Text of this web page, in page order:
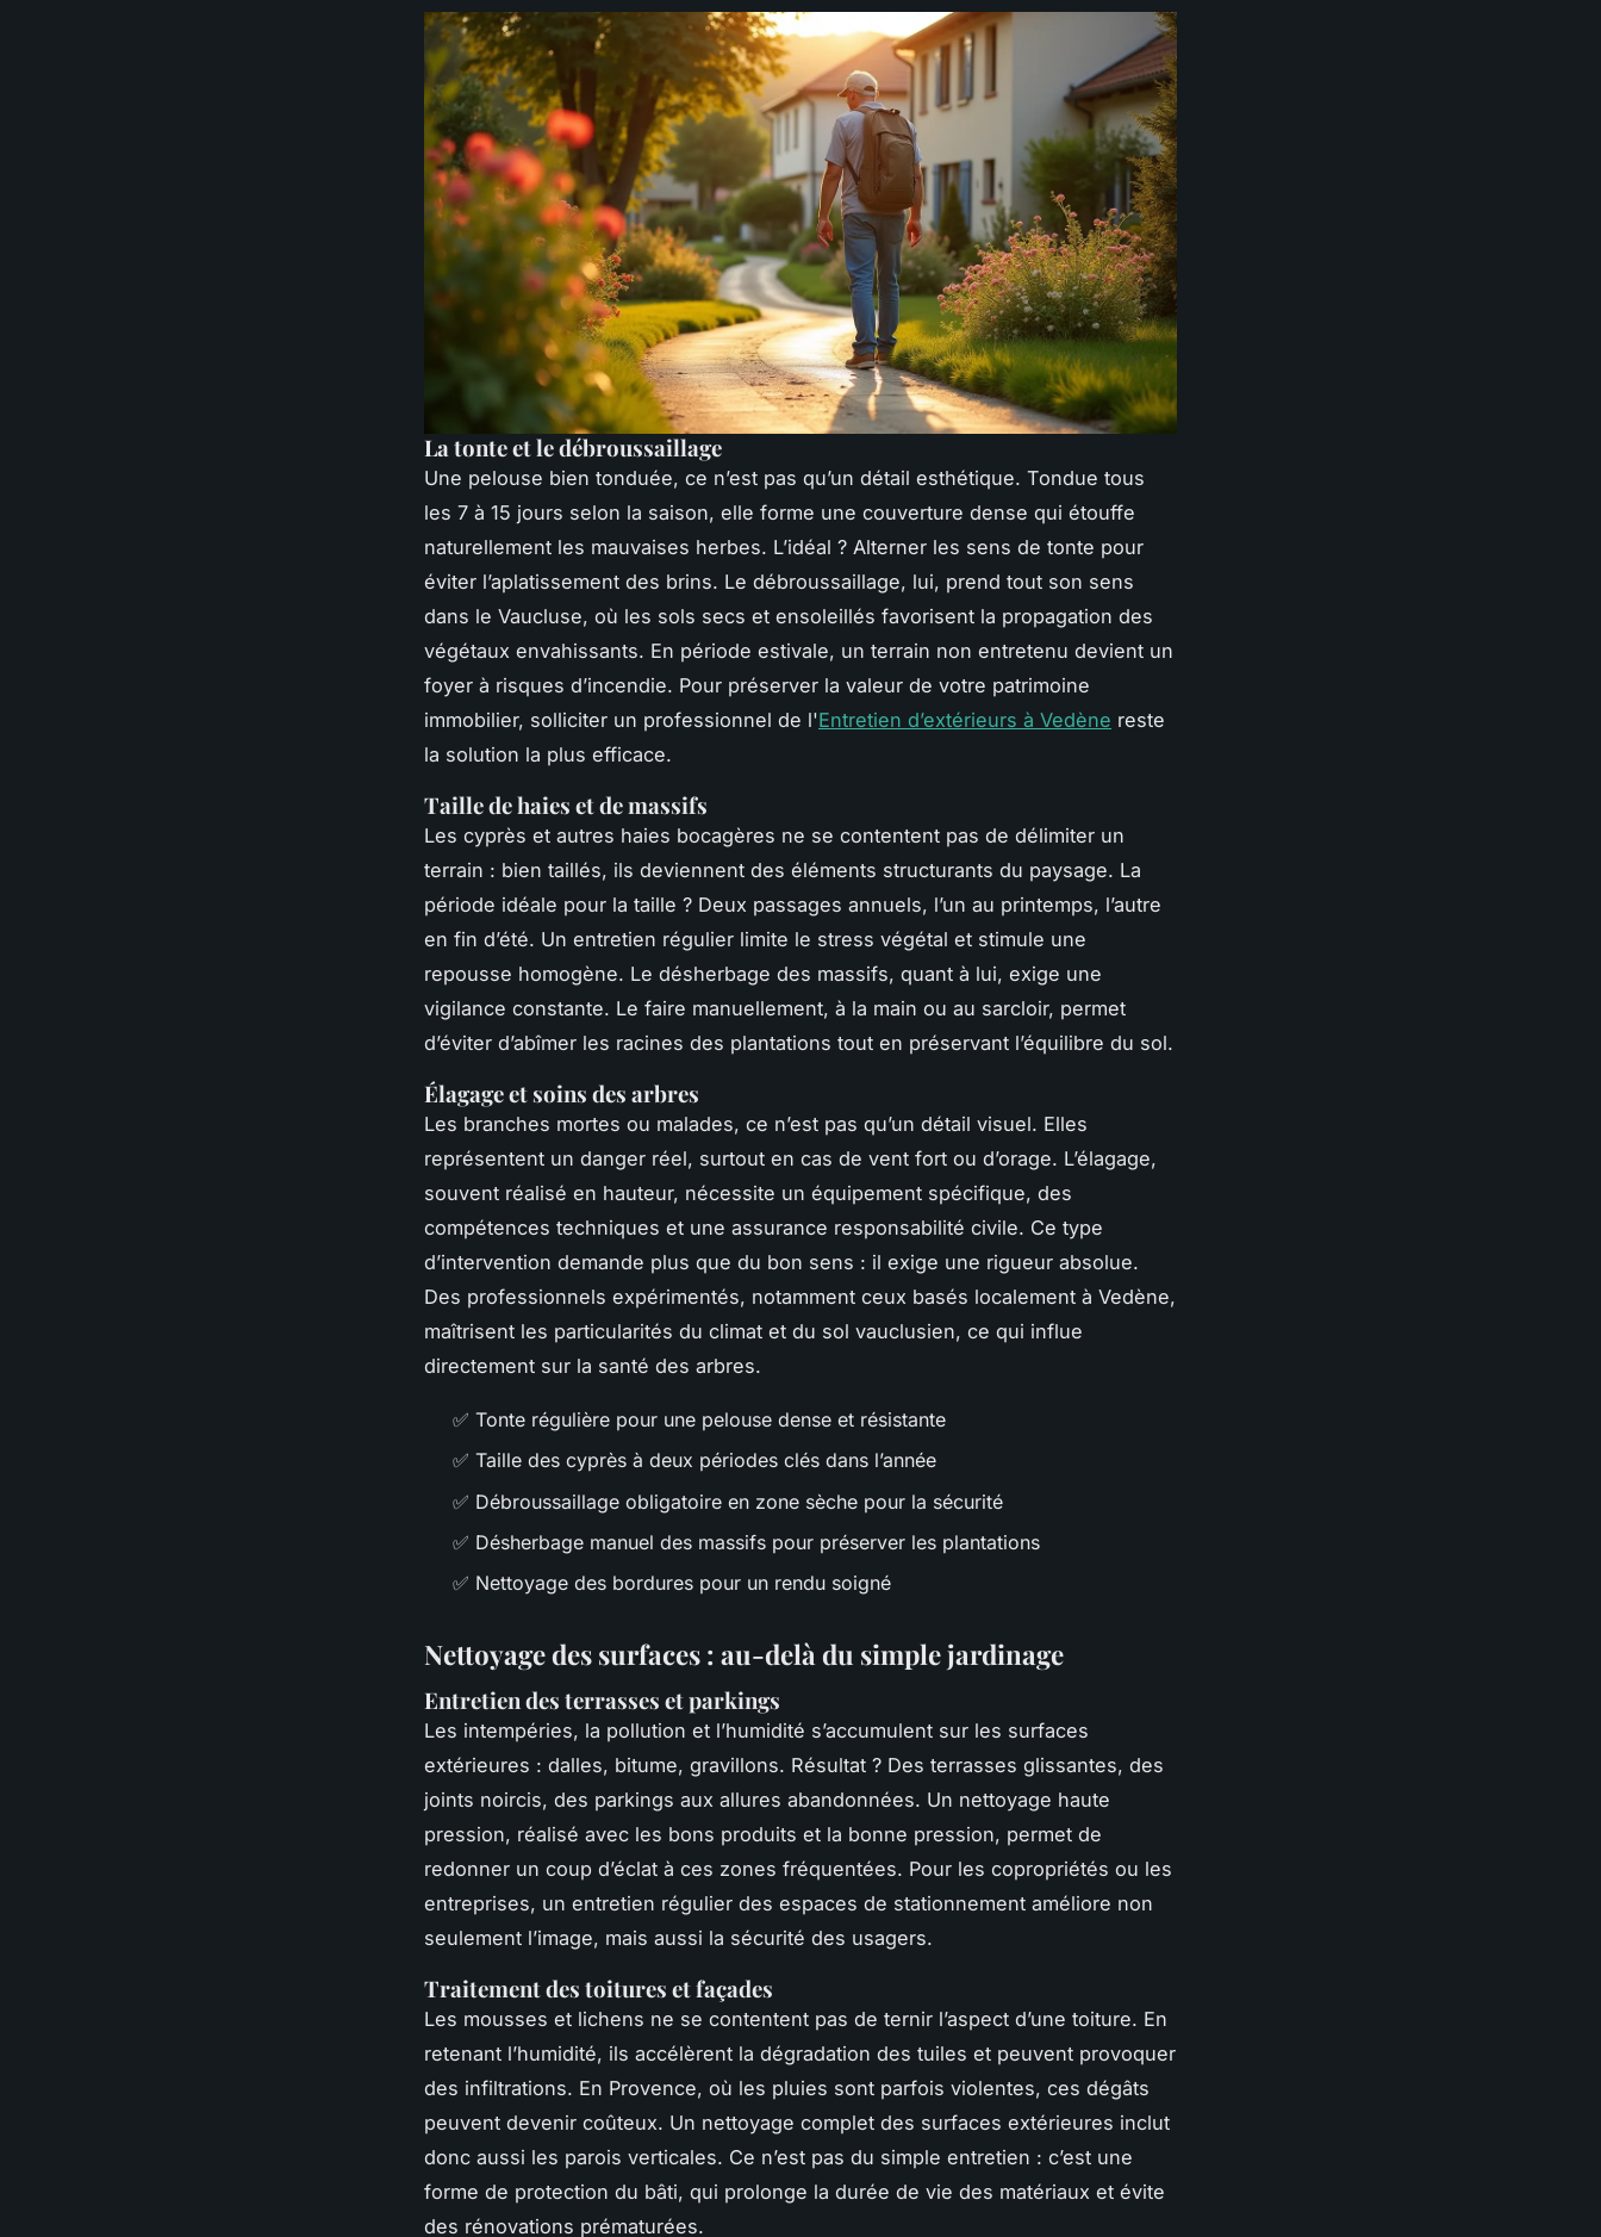
La tonte et le débroussaillage
Une pelouse bien tonduée, ce n’est pas qu’un détail esthétique. Tondue tous
les 7 à 15 jours selon la saison, elle forme une couverture dense qui étouffe
naturellement les mauvaises herbes. L’idéal ? Alterner les sens de tonte pour
éviter l’aplatissement des brins. Le débroussaillage, lui, prend tout son sens
dans le Vaucluse, où les sols secs et ensoleillés favorisent la propagation des
végétaux envahissants. En période estivale, un terrain non entretenu devient un
foyer à risques d’incendie. Pour préserver la valeur de votre patrimoine
immobilier, solliciter un professionnel de l'Entretien d’extérieurs à Vedène reste
la solution la plus efficace.
Taille de haies et de massifs
Les cyprès et autres haies bocagères ne se contentent pas de délimiter un
terrain : bien taillés, ils deviennent des éléments structurants du paysage. La
période idéale pour la taille ? Deux passages annuels, l’un au printemps, l’autre
en fin d’été. Un entretien régulier limite le stress végétal et stimule une
repousse homogène. Le désherbage des massifs, quant à lui, exige une
vigilance constante. Le faire manuellement, à la main ou au sarcloir, permet
d’éviter d’abîmer les racines des plantations tout en préservant l’équilibre du sol.
Élagage et soins des arbres
Les branches mortes ou malades, ce n’est pas qu’un détail visuel. Elles
représentent un danger réel, surtout en cas de vent fort ou d’orage. L’élagage,
souvent réalisé en hauteur, nécessite un équipement spécifique, des
compétences techniques et une assurance responsabilité civile. Ce type
d’intervention demande plus que du bon sens : il exige une rigueur absolue.
Des professionnels expérimentés, notamment ceux basés localement à Vedène,
maîtrisent les particularités du climat et du sol vauclusien, ce qui influe
directement sur la santé des arbres.
✅ Tonte régulière pour une pelouse dense et résistante
✅ Taille des cyprès à deux périodes clés dans l’année
✅ Débroussaillage obligatoire en zone sèche pour la sécurité
✅ Désherbage manuel des massifs pour préserver les plantations
✅ Nettoyage des bordures pour un rendu soigné
Nettoyage des surfaces : au-delà du simple jardinage
Entretien des terrasses et parkings
Les intempéries, la pollution et l’humidité s’accumulent sur les surfaces
extérieures : dalles, bitume, gravillons. Résultat ? Des terrasses glissantes, des
joints noircis, des parkings aux allures abandonnées. Un nettoyage haute
pression, réalisé avec les bons produits et la bonne pression, permet de
redonner un coup d’éclat à ces zones fréquentées. Pour les copropriétés ou les
entreprises, un entretien régulier des espaces de stationnement améliore non
seulement l’image, mais aussi la sécurité des usagers.
Traitement des toitures et façades
Les mousses et lichens ne se contentent pas de ternir l’aspect d’une toiture. En
retenant l’humidité, ils accélèrent la dégradation des tuiles et peuvent provoquer
des infiltrations. En Provence, où les pluies sont parfois violentes, ces dégâts
peuvent devenir coûteux. Un nettoyage complet des surfaces extérieures inclut
donc aussi les parois verticales. Ce n’est pas du simple entretien : c’est une
forme de protection du bâti, qui prolonge la durée de vie des matériaux et évite
des rénovations prématurées.